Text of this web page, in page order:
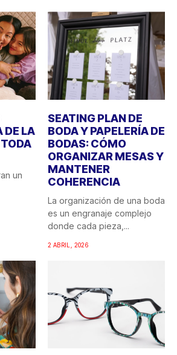
DE LA
un
SEATING PLAN DE
BODA Y PAPELERÍA DE
BODAS: CÓMO
ORGANIZAR MESAS Y
MANTENER
COHERENCIA
La organización de una boda
es un engranaje complejo
donde cada pieza,...
2 ABRIL, 2026